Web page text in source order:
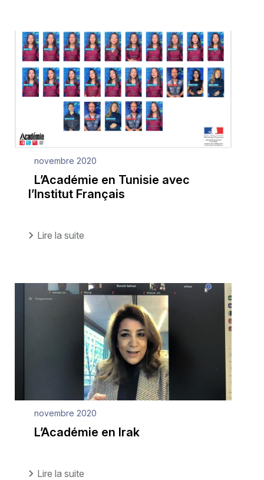
novembre 2020
L’Académie en Tunisie avec
l’Institut Français
Lire la suite
novembre 2020
L’Académie en Irak
Lire la suite